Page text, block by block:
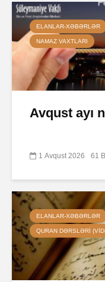
ELANLAR-XƏBƏRLƏR
NAMAZ VAXTLARI
Avqust ayı
1 Avqust 2026 61
ELANLAR-XƏBƏRLƏR
QURAN DƏRSLƏRI